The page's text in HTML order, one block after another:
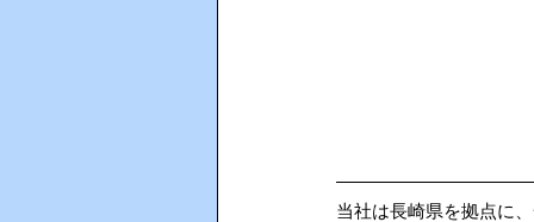
当社は長崎県を拠点に